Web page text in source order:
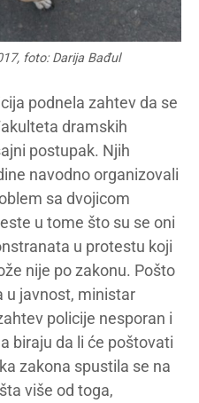
foto: Darija Bađul
podnela zahtev da se
dramskih
postupak. Njih
navodno organizovali
sa dvojicom
u tome što su se oni
u protestu koji
nije po zakonu. Pošto
u javnost, ministar
policije nesporan i
biraju da li će poštovati
zakona spustila se na
više od toga,